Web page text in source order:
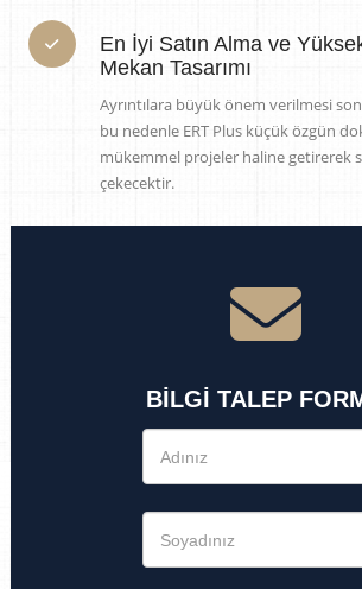
En İyi Satın Alma ve
Mekan Tasarımı
Ayrıntılara büyük önem verilmesi
bu nedenle ERT Plus küçük özgün
mükemmel projeler haline getirerek
çekecektir.
BİLGİ TALEP